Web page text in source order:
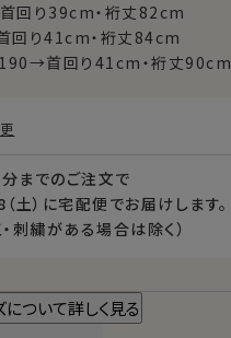
回り39cm・裄丈82cm
回り41cm・裄丈84cm
首回り41cm・裄丈90cm
までのご注文で
土） に宅配便 でお届けします。
刺繍がある場合は除く）
について詳しく見る